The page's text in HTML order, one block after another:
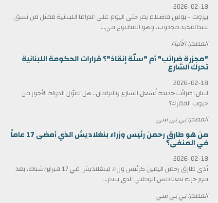
2026-02-18
بيروت - بولين فاضللم يمر حتى اليوم على الدراما اللبنانية ممثل من نسق
عبدالمجيد مجذوب، وهو المطبوع في...
المصدر: الأنباء
"مجزرة ضرائب" أم "سلّة إنقاذ"؟ قرارات الحكومة اللبنانية
تحرك الشارع
2026-02-18
لبنان: ضرائب جديدة تُشعل الشارع والبرلمان.. هل تموّل الدولة الأجور من
جيوب الفقراء؟
المصدر: بي بي سي
من هو طارق رحمن رئيس وزراء بنغلاديش الذي أمضى 17 عاماً
في المنفى؟
2026-02-18
أدى طارق رحمن اليمين كرئيس وزراء لبنغلاديش في 17 فبراير/شباط، بعد
فوز حزبه بنغلاديش الوطني الذي ينتم...
المصدر: بي بي سي